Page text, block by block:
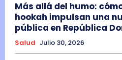
Más allá del humo:
hookah impulsan una
pública en República
Salud Julio 30, 2026